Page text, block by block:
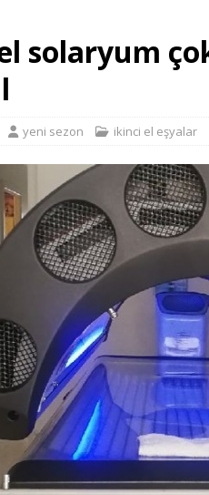
solaryum
yeni sezon ikinci el eşyalar